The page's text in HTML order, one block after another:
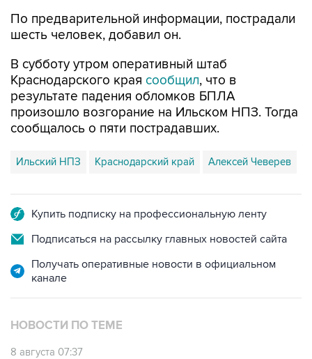
По предварительной информации, пострадали
шесть человек, добавил он.
В субботу утром оперативный штаб
Краснодарского края сообщил, что в
результате падения обломков БПЛА
произошло возгорание на Ильском НПЗ. Тогда
сообщалось о пяти пострадавших.
Ильский НПЗ Краснодарский край Алексей Чеверев
Купить подписку на профессиональную ленту
Подписаться на рассылку главных новостей сайта
Получать оперативные новости в официальном
канале
НОВОСТИ ПО ТЕМЕ
8 августа 07:37